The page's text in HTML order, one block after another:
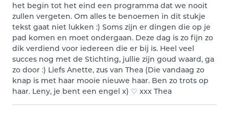
het begin tot het eind een programma dat we nooit
zullen vergeten. Om alles te benoemen in dit stukje
tekst gaat niet lukken :) Soms zijn er dingen die op je
pad komen en moet ondergaan. Deze dag is zo fijn zo
dik verdiend voor iedereen die er bij is. Heel veel
succes nog met de Stichting, jullie zijn goud waard, ga
zo door :) Liefs Anette, zus van Thea (Die vandaag zo
knap is met haar mooie nieuwe haar. Ben zo trots op
haar. Leny, je bent een engel x) ♡ xxx Thea